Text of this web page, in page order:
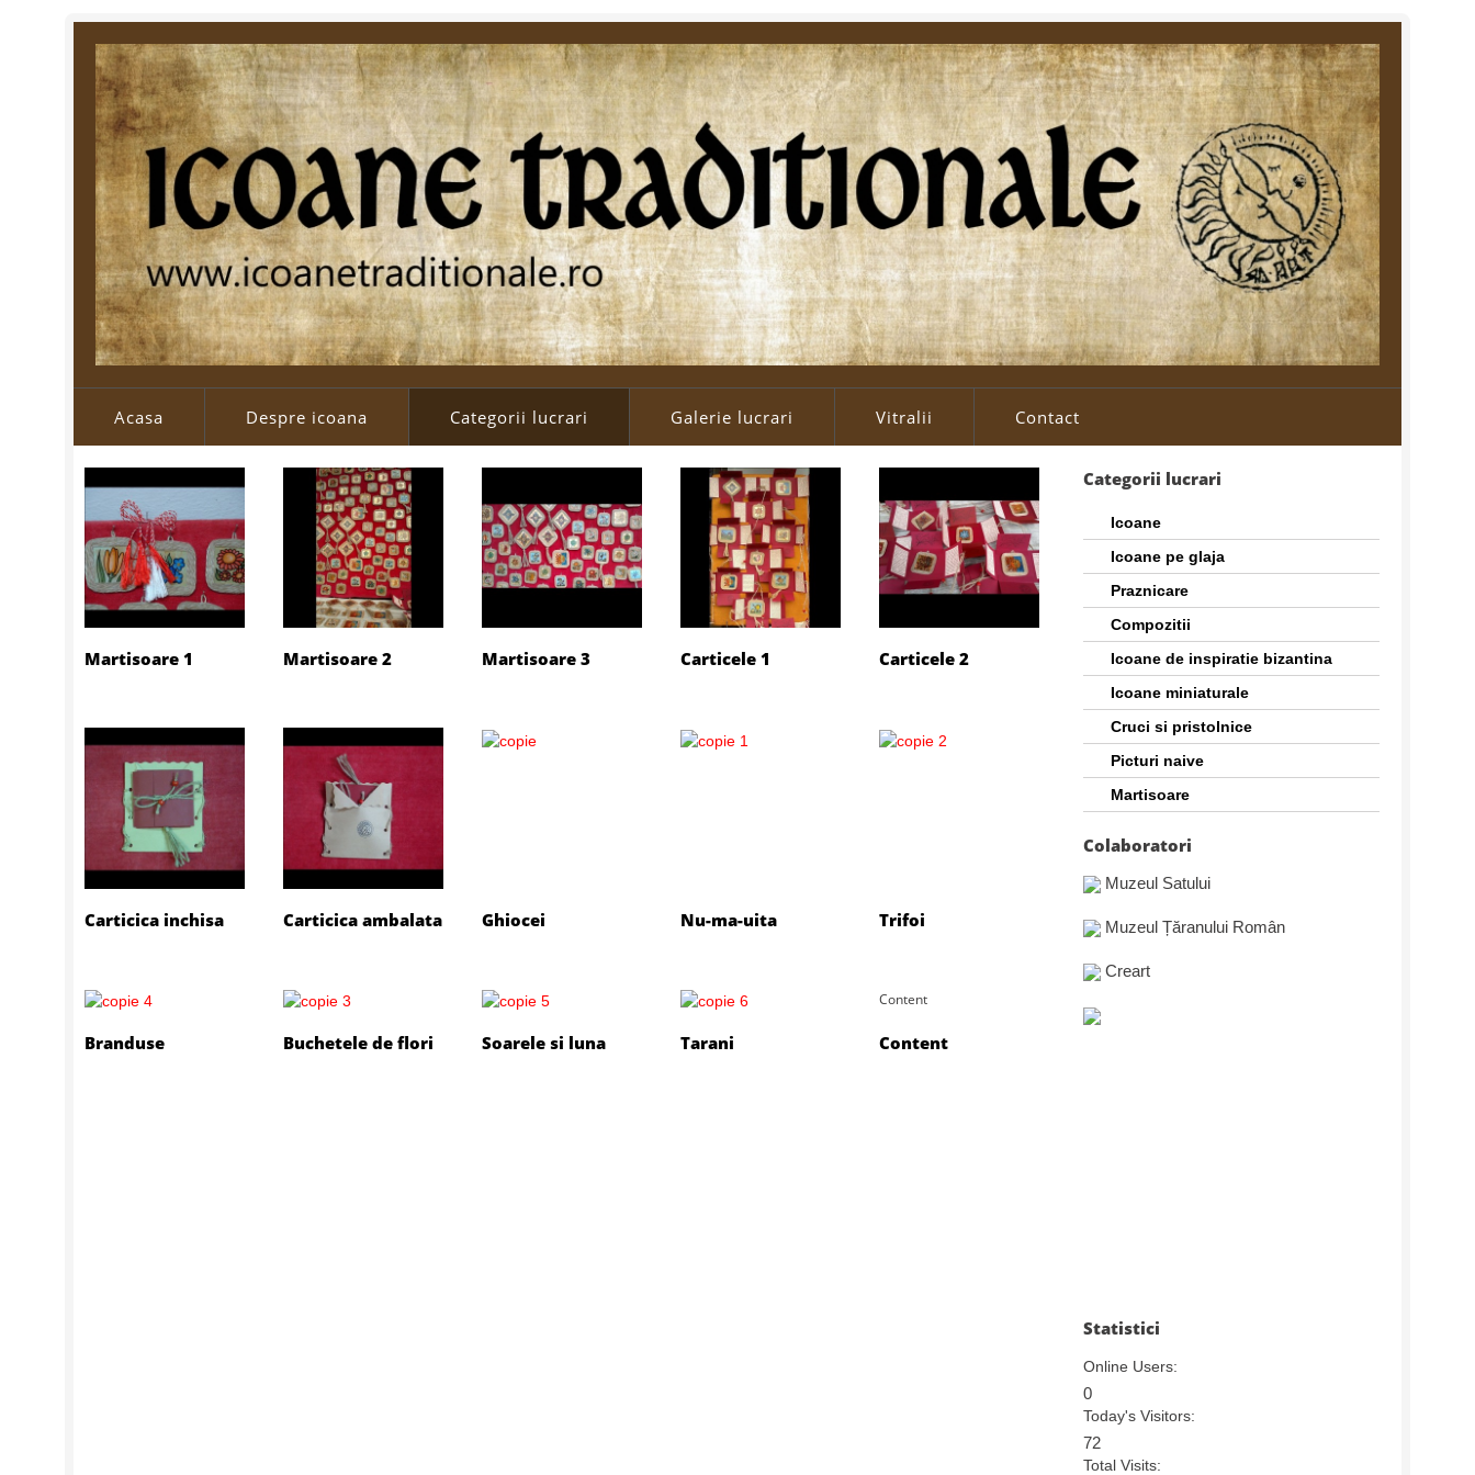
Acasa Despre icoana Categorii lucrari Galerie lucrari Vitralii Contact
Martisoare 1 Martisoare 2 Martisoare 3 Carticele 1 Carticele 2
Carticica inchisa Carticica ambalata Ghiocei Nu-ma-uita Trifoi
Content
Branduse Buchetele de flori Soarele si luna Tarani Content
Categorii lucrari
Icoane
Icoane pe glaja
Praznicare
Compozitii
Icoane de inspiratie bizantina
Icoane miniaturale
Cruci si pristolnice
Picturi naive
Martisoare
Colaboratori
Muzeul Satului
Muzeul Țăranului Român
Creart
Statistici
Online Users:
0
Today's Visitors:
72
Total Visits: